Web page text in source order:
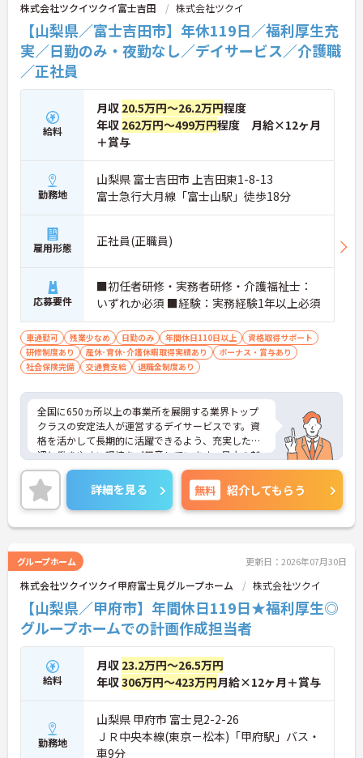
株式会社ツクイツクイ富士吉田 株式会社ツクイ
【山梨県／富士吉田市】年休119日／福利厚生充
実／日勤のみ・夜勤なし／デイサービス／介護職
／正社員
給料
月収 20.5万円～26.2万円程度
年収 262万円～499万円程度 月給×12ヶ月
＋賞与
勤務地
山梨県 富士吉田市 上吉田東1-8-13
富士急行大月線「富士山駅」徒歩18分
雇用形態 正社員(正職員)
応募要件
■初任者研修・実務者研修・介護福祉士：
いずれか必須 ■経験：実務経験1年以上必須
車通勤可 残業少なめ 日勤のみ 年間休日110日以上
資格取得サポート
研修制度あり
産休･育休･介護休暇取得実績あり
ボーナス・賞与あり
社会保険完備
交通費支給 退職金制度あり
全国に650ヵ所以上の事業所を展開する業界トップ
クラスの安定法人が運営するデイサービスです。資
格を活かして長期的に活躍できるよう、充実した待
遇と働きやすい環境をご用意しています。最大の魅
力は夜勤なしの日勤のみで年間休日は119日しっか
り確保できる点にあります。毎月付与されるリフレ
ッシュ休暇を利用して連休の取得も可能です。ま
た、子育てサポート企業として「くるみん認定」を
取得しており、こども休暇や充実した扶養手当など
入社後1年間は専用のチューターがつき手厚くフォ
ローするため、新しい環境への不安を軽減できま
す。最大105万円の賞与支給の実績や、宿泊費補助
等の独自の福利厚生制度も備わっており、有資格者
の方がご自身の個性を大切にしながらやりがいを持
って働き続けられるおすすめの職場です。
★おすすめPOINT★
【夜勤なし×年間休日119日！オンオフのメリハリ
をつけて働ける環境です】
・身体への負担が少ない夜勤なしの勤務で年間休日
119日がしっかりと確保されています
・毎月1日付与されるリフレッシュ休暇と有給を組
み合わせて連休を取得しプライベートを満喫できま
詳細を見る 無料 紹介してもらう
グループホーム 更新日：2026年07月30日
株式会社ツクイツクイ甲府富士見グループホーム 株式会社ツクイ
【山梨県／甲府市】年間休日119日★福利厚生◎
グループホームでの計画作成担当者
給料
月収 23.2万円～26.5万円
年収306万円～423万円月給×12ヶ月＋賞与
勤務地
山梨県 甲府市 富士見2-2-26
ＪＲ中央本線(東京－松本)「甲府駅」バス・
車9分